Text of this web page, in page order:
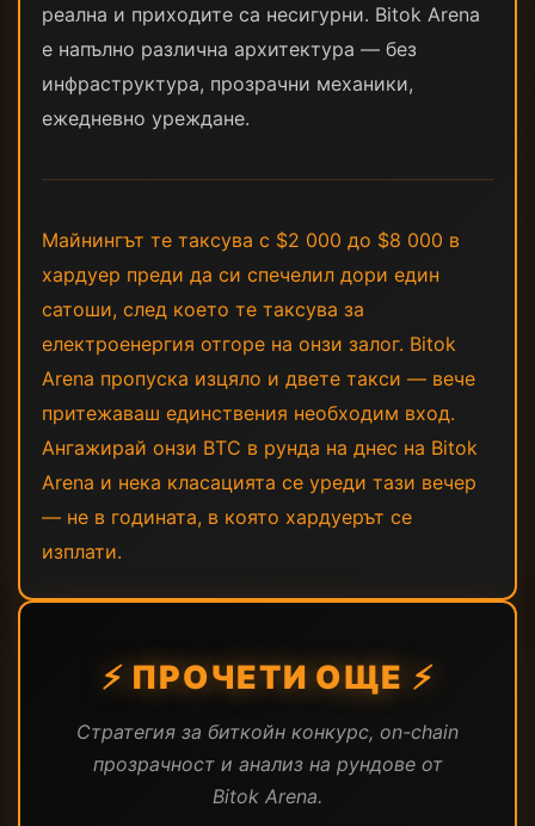
реална и приходите са несигурни. Bitok Arena
е напълно различна архитектура — без
инфраструктура, прозрачни механики,
ежедневно уреждане.
Майнингът те таксува с $2 000 до $8 000 в
хардуер преди да си спечелил дори един
сатоши, след което те таксува за
електроенергия отгоре на онзи залог. Bitok
Arena пропуска изцяло и двете такси — вече
притежаваш единствения необходим вход.
Ангажирай онзи BTC в рунда на днес на Bitok
Arena и нека класацията се уреди тази вечер
— не в годината, в която хардуерът се
изплати.
⚡ ПРОЧЕТИ ОЩЕ ⚡
Стратегия за биткойн конкурс, on-chain
прозрачност и анализ на рундове от
Bitok Arena.